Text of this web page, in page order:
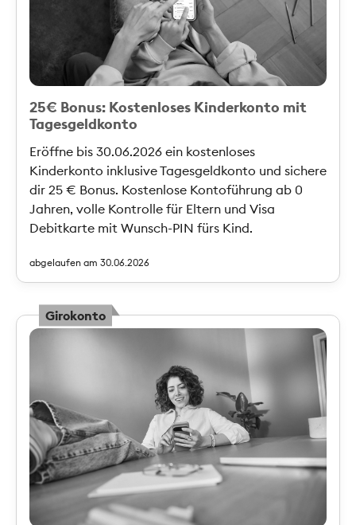
25€ Bonus: Kostenloses Kinderkonto mit
Tagesgeldkonto
Eröffne bis 30.06.2026 ein kostenloses
Kinderkonto inklusive Tagesgeldkonto und sichere
dir 25 € Bonus. Kostenlose Kontoführung ab 0
Jahren, volle Kontrolle für Eltern und Visa
Debitkarte mit Wunsch-PIN fürs Kind.
abgelaufen am 30.06.2026
Girokonto